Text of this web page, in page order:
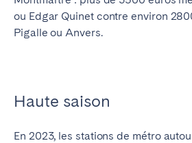
ou Edgar Quinet contre environ
Pigalle ou Anvers.
Haute saison
En 2023, les stations de métro